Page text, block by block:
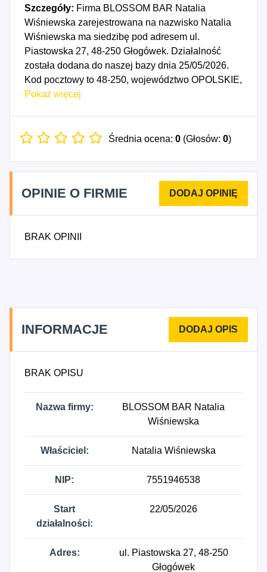
Szczegóły: Firma BLOSSOM BAR Natalia
Wiśniewska zarejestrowana na nazwisko Natalia
Wiśniewska ma siedzibę pod adresem ul.
Piastowska 27, 48-250 Głogówek. Działalność
została dodana do naszej bazy dnia 25/05/2026.
Kod pocztowy to 48-250, województwo OPOLSKIE,
powiat prudnicki. Data rozpoczęcia działalności
detaliczna pieczywa, ciast, wyrobów ciastkarskich i
alkoholowych i bezalkoholowych prowadzona w
wyspecjalizowanych sklepach, 4764Z - Sprzedaż
detaliczna sprzętu sportowego prowadzona w
Przygotowywanie i podawanie napojów, 5612Z -
Pokaż więcej
Średnia ocena: 0 (Głosów: 0)
OPINIE O FIRMIE
BRAK OPINII
INFORMACJE
BRAK OPISU
Nazwa firmy:
BLOSSOM BAR Natalia
Wiśniewska
Właściciel: Natalia Wiśniewska
NIP: 7551946538
Start
działalności:
22/05/2026
Adres:
ul. Piastowska 27, 48-250
Głogówek